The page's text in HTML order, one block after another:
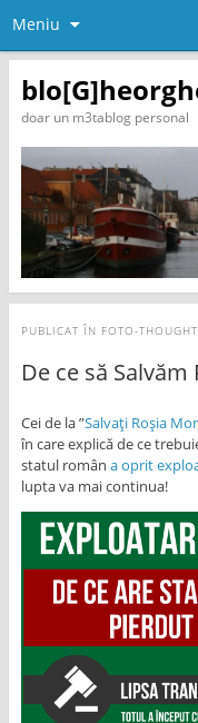
Meniu
doar un m3tablog personal
PUBLICAT ÎN FOTO-THOUGHT
De ce să
Cei de la ”Salvați Roșia
în care explică de ce
statul român a oprit
lupta va mai continua!